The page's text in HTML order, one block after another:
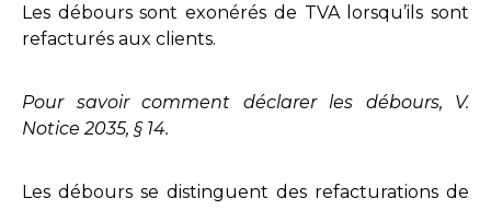
Les débours sont exonérés de TVA lorsqu’ils sont
refacturés aux clients.
Pour savoir comment déclarer les débours, V.
Notice 2035, § 14.
Les débours se distinguent des refacturations de